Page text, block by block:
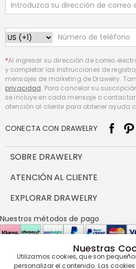
*Al ingresar su dirección de correo
y completar las instrucciones de
mensajes de marketing de Drawelry.
privacidad. Para cancelar su
se incluye en cada mensaje o
atención al cliente para obtener ayuda
CONECTA CON DRAWELRY
SOBRE DRAWELRY
Sobre nosotros
política de privacidad
Preguntas frecuentes
ATENCIÓN AL CLIENTE
Envío y entrega
Devolución en 60 días
Cómo cuidar
EXPLORAR DRAWELRY
Drawelry Prime
Programa de Recompensas
Nuestros métodos de pago
Nuestros socios de entrega
Nuestras
Utilizamos cookies, que son
personalizar el contenido. Las